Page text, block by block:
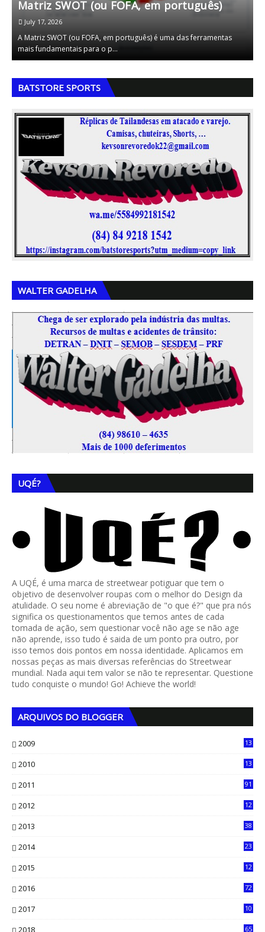
Matriz SWOT (ou FOFA, em português)
July 17, 2026
A Matriz SWOT (ou FOFA, em português) é uma das ferramentas
mais fundamentais para o p…
BATSTORE SPORTS
WALTER GADELHA
UQÉ?
A UQÉ, é uma marca de streetwear potiguar que tem o
objetivo de desenvolver roupas com o melhor do Design da
atulidade. O seu nome é abreviação de "o que é?" que pra nós
significa os questionamentos que temos antes de cada
tomada de ação, sem questionar você não age se não age
não aprende, isso tudo é saida de um ponto pra outro, por
isso temos dois pontos em nossa identidade. Aplicamos em
nossas peças as mais diversas referências do Streetwear
mundial. Nada aqui tem valor se não te representar. Questione
tudo conquiste o mundo! Go! Achieve the world!
ARQUIVOS DO BLOGGER
2009
13
2010
13
2011 91
2012
12
2013
38
2014
23
2015
12
2016
72
2017 10
2018 65